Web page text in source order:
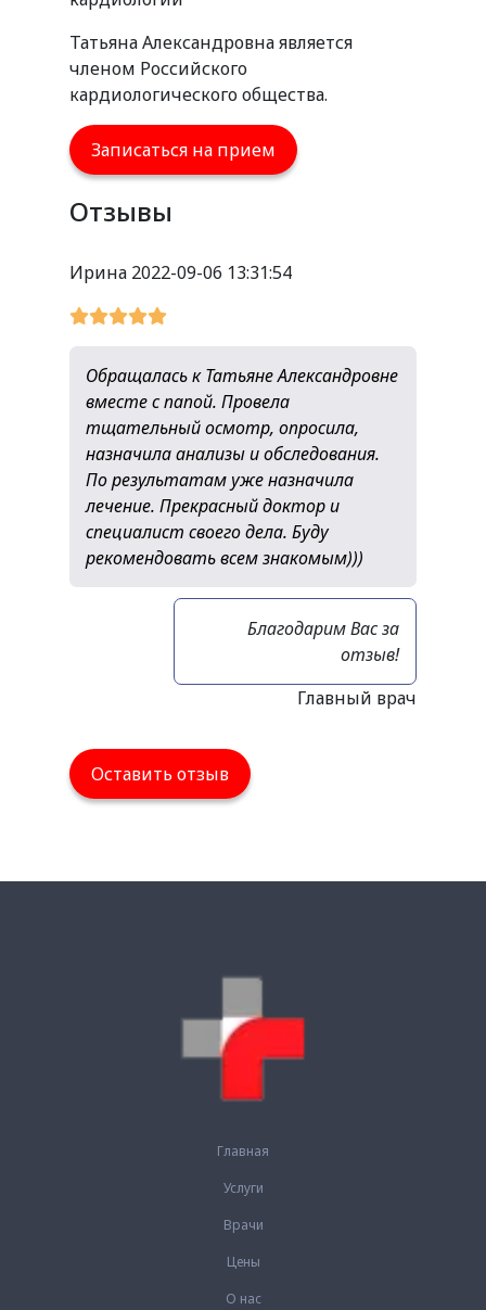
Татьяна Александровна является
членом Российского
кардиологического общества.
Записаться на прием
Отзывы
Ирина 2022-09-06 13:31:54
Обращалась к Татьяне Александровне
вместе с папой. Провела
тщательный осмотр, опросила,
назначила анализы и обследования.
По результатам уже назначила
лечение. Прекрасный доктор и
специалист своего дела. Буду
рекомендовать всем знакомым)))
Благодарим Вас за
отзыв!
Главный врач
Оставить отзыв
Главная
Услуги
Врачи
Цены
О нас